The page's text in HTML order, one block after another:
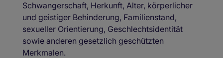
Schwangerschaft, Herkunft, Alter, körperlicher
und geistiger Behinderung, Familienstand,
sexueller Orientierung, Geschlechtsidentität
sowie anderen gesetzlich geschützten
Merkmalen.